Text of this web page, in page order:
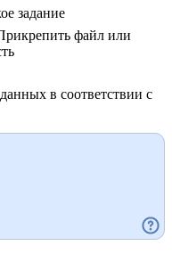
задание
файл или
в соответствии с